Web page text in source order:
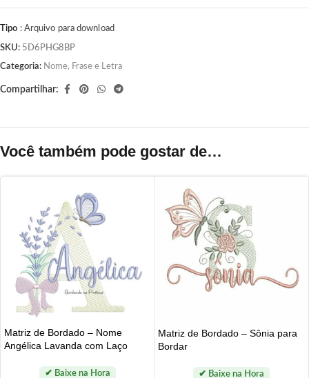
Tipo : Arquivo para download
SKU: 5D6PHG8BP
Categoria: Nome, Frase e Letra
Compartilhar:
Você também pode gostar de…
Matriz de Bordado – Nome
Angélica Lavanda com Laço
Matriz de Bordado – Sônia para
Bordar